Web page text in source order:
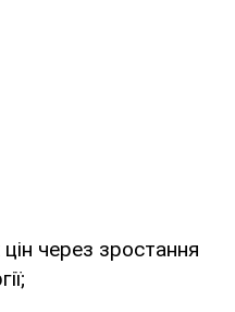
через зростання